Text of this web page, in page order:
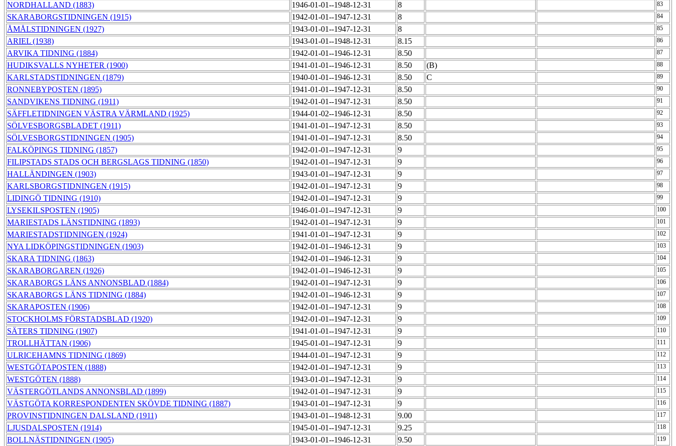
NORDHALLAND (1883) 1946-01-01--1948-12-31 8 83
SKARABORGSTIDNINGEN (1915) 1942-01-01--1947-12-31 8 84
ÅMÅLSTIDNINGEN (1927) 1943-01-01--1947-12-31 8 85
ARIEL (1938) 1943-01-01--1948-12-31 8.15 86
ARVIKA TIDNING (1884) 1942-01-01--1946-12-31 8.50 87
HUDIKSVALLS NYHETER (1900) 1941-01-01--1946-12-31 8.50 (B) 88
KARLSTADSTIDNINGEN (1879) 1940-01-01--1946-12-31 8.50 C 89
RONNEBYPOSTEN (1895) 1941-01-01--1947-12-31 8.50 90
SANDVIKENS TIDNING (1911) 1942-01-01--1947-12-31 8.50 91
SÄFFLETIDNINGEN VÄSTRA VÄRMLAND (1925) 1944-01-02--1946-12-31 8.50 92
SÖLVESBORGSBLADET (1911) 1941-01-01--1947-12-31 8.50 93
SÖLVESBORGSTIDNINGEN (1905) 1941-01-01--1947-12-31 8.50 94
FALKÖPINGS TIDNING (1857) 1942-01-01--1947-12-31 9 95
FILIPSTADS STADS OCH BERGSLAGS TIDNING (1850) 1942-01-01--1947-12-31 9 96
HALLÄNDINGEN (1903) 1943-01-01--1947-12-31 9 97
KARLSBORGSTIDNINGEN (1915) 1942-01-01--1947-12-31 9 98
LIDINGÖ TIDNING (1910) 1942-01-01--1947-12-31 9 99
LYSEKILSPOSTEN (1905) 1946-01-01--1947-12-31 9 100
MARIESTADS LÄNSTIDNING (1893) 1942-01-01--1947-12-31 9 101
MARIESTADSTIDNINGEN (1924) 1941-01-01--1947-12-31 9 102
NYA LIDKÖPINGSTIDNINGEN (1903) 1942-01-01--1946-12-31 9 103
SKARA TIDNING (1863) 1942-01-01--1946-12-31 9 104
SKARABORGAREN (1926) 1942-01-01--1946-12-31 9 105
SKARABORGS LÄNS ANNONSBLAD (1884) 1942-01-01--1947-12-31 9 106
SKARABORGS LÄNS TIDNING (1884) 1942-01-01--1946-12-31 9 107
SKARAPOSTEN (1906) 1942-01-01--1947-12-31 9 108
STOCKHOLMS FÖRSTADSBLAD (1920) 1942-01-01--1947-12-31 9 109
SÄTERS TIDNING (1907) 1941-01-01--1947-12-31 9 110
TROLLHÄTTAN (1906) 1945-01-01--1947-12-31 9 111
ULRICEHAMNS TIDNING (1869) 1944-01-01--1947-12-31 9 112
WESTGÖTAPOSTEN (1888) 1942-01-01--1947-12-31 9 113
WESTGÖTEN (1888) 1943-01-01--1947-12-31 9 114
VÄSTERGÖTLANDS ANNONSBLAD (1899) 1942-01-01--1947-12-31 9 115
VÄSTGÖTA KORRESPONDENTEN SKÖVDE TIDNING (1887) 1943-01-01--1947-12-31 9 116
PROVINSTIDNINGEN DALSLAND (1911) 1943-01-01--1948-12-31 9.00 117
LJUSDALSPOSTEN (1914) 1945-01-01--1947-12-31 9.25 118
BOLLNÄSTIDNINGEN (1905) 1943-01-01--1946-12-31 9.50 119